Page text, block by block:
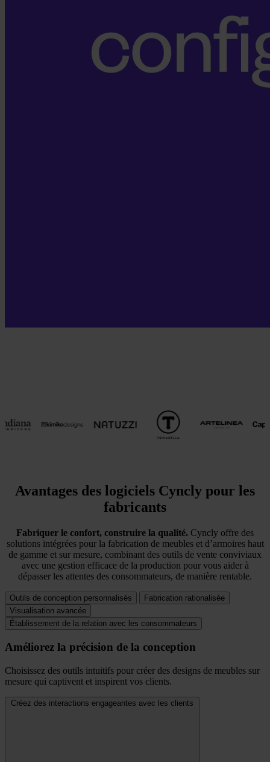
Avantages des logiciels Cyncly pour les
fabricants
Fabriquer le confort, construire la qualité. Cyncly offre des
solutions intégrées pour la fabrication de meubles et d’armoires haut
de gamme et sur mesure, combinant des outils de vente conviviaux
avec une gestion efficace de la production pour vous aider à
dépasser les attentes des consommateurs, de manière rentable.
Outils de conception personnalisés
Fabrication rationalisée
Visualisation avancée
Établissement de la relation avec les consommateurs
Améliorez la précision de la conception
Choisissez des outils intuitifs pour créer des designs de meubles sur
mesure qui captivent et inspirent vos clients.
Créez des interactions engageantes avec les clients